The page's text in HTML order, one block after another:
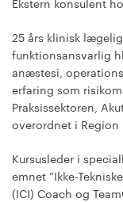
25 års klinisk
funktionsansvarlig
anæstesi,
erfaring som
Praksissektoren,
overordnet i Region
Kursusleder i
emnet ”Ikke-
(ICI) Coach og